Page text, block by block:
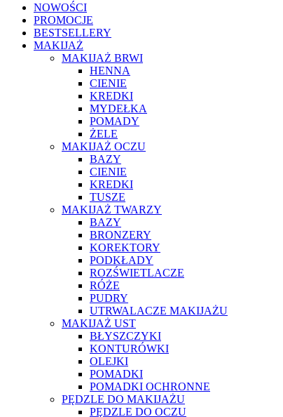
NOWOŚCI
PROMOCJE
BESTSELLERY
MAKIJAŻ
MAKIJAŻ BRWI
HENNA
CIENIE
KREDKI
MYDEŁKA
POMADY
ŻELE
MAKIJAŻ OCZU
BAZY
CIENIE
KREDKI
TUSZE
MAKIJAŻ TWARZY
BAZY
BRONZERY
KOREKTORY
PODKŁADY
ROZŚWIETLACZE
RÓŻE
PUDRY
UTRWALACZE MAKIJAŻU
MAKIJAŻ UST
BŁYSZCZYKI
KONTURÓWKI
OLEJKI
POMADKI
POMADKI OCHRONNE
PĘDZLE DO MAKIJAŻU
PĘDZLE DO OCZU